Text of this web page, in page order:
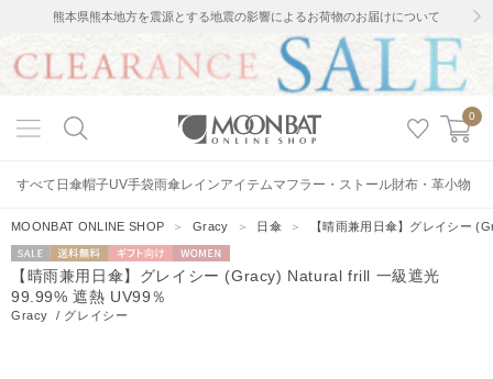
熊本県熊本地方を震源とする地震の影響によるお荷物のお届けについて
0
すべて 日傘帽子UV手袋雨傘レインアイテムマフラー・ストール財布・革小物
MOONBAT ONLINE SHOP ＞Gracy ＞ 日傘 ＞ 【晴雨兼用日傘】グレイシー
セー
ル
送料無料 ギフト向
け
WOMEN
【晴雨兼用日傘】グレイシー (Gracy) Natural frill 一級遮光
99.99% 遮熱 UV99％
Gracy / グレイシー